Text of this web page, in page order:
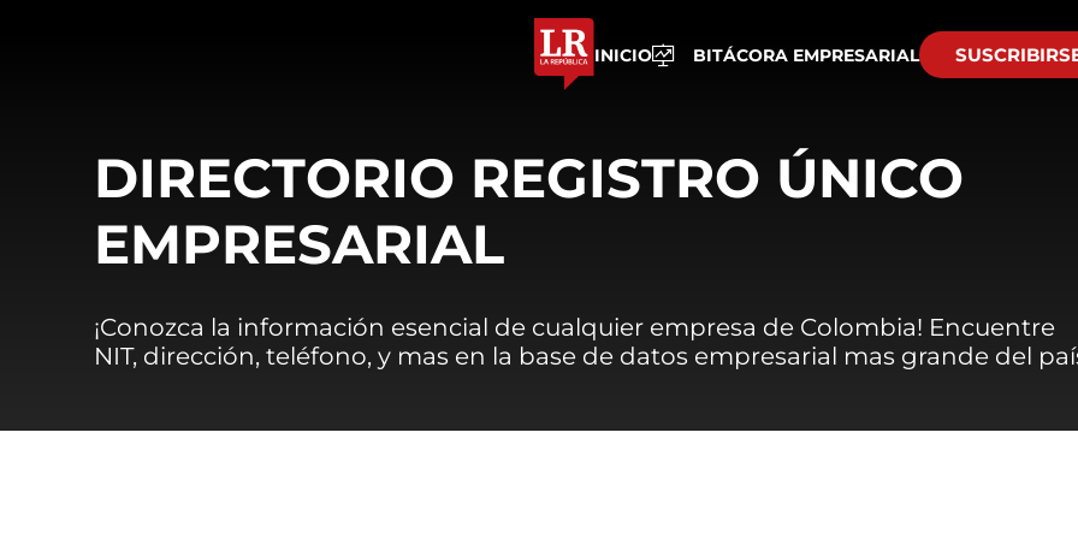
INICIO BITÁCORA EMPRESARIAL
DIRECTORIO REGISTRO ÚNICO
EMPRESARIAL
¡Conozca la información esencial de cualquier empresa de Colombia! Encuentre
NIT, dirección, teléfono, y mas en la base de datos empresarial mas grande del